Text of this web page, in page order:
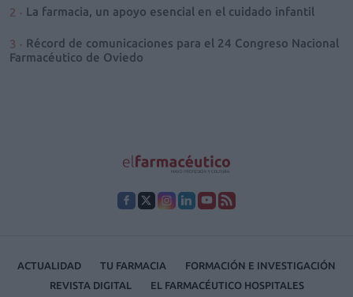
La farmacia, un apoyo esencial en el cuidado infantil
Récord de comunicaciones para el 24 Congreso Nacional
Farmacéutico de Oviedo
ACTUALIDAD TU FARMACIA
FORMACIÓN E INVESTIGACIÓN
REVISTA DIGITAL
EL FARMACÉUTICO HOSPITALES